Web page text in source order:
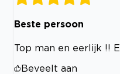
Beste persoon
Top man en eerlijk !!
Beveelt aan